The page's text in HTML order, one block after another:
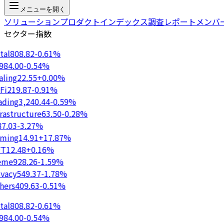
メニューを開く
ソリューションプロダクトインデックス調査レポートメンバ
セクター指数
808.82-0.61%
-0.54%
22.55+0.00%
219.87-0.91%
3,240.44-0.59%
63.50-0.28%
-3.27%
14.91+17.87%
12.48+0.16%
928.26-1.59%
549.37-1.78%
409.63-0.51%
808.82-0.61%
-0.54%